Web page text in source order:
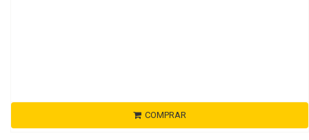
COMPRAR